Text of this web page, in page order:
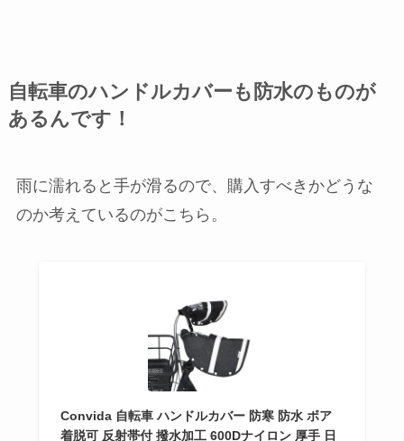
自転車のハンドルカバーも防水のものが
あるんです！
雨に濡れると手が滑るので、購入すべきかどうな
のか考えているのがこちら。
Convida 自転車 ハンドルカバー 防寒 防水 ボア
着脱可 反射帯付 撥水加工 600Dナイロン 厚手 日